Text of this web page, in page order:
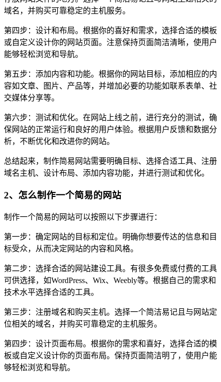
域名，并购买可靠稳定的主机服务。
第四步：设计和布局。根据你的喜好和需求，选择合适的模板
或自定义设计你的网站页面。注意保持页面简洁清晰，使用户
能够轻松浏览和导航。
第五步：添加内容和功能。根据你的网站目标，添加相应的内
容如文章、图片、产品等，并增加必要的功能如联系表单、社
交媒体分享等。
第六步：测试和优化。在网站上线之前，进行充分的测试，确
保网站的正常运行和良好的用户体验。根据用户反馈和数据分
析，不断优化和改进你的网站。
总结起来，制作简易网站需要明确目标、选择合适工具、注册
域名主机、设计布局、添加内容功能，并进行测试和优化。
2、怎么制作一个简易的网站
制作一个简易的网站可以按照以下步骤进行：
第一步：确定网站的目标和定位。明确你想要传达的信息和目
标受众，从而决定网站的内容和风格。
第二步：选择合适的网站建设工具。有很多免费或付费的工具
可供选择，如WordPress、Wix、Weebly等。根据自己的需求和
技术水平选择合适的工具。
第三步：注册域名和购买主机。选择一个简洁易记且与网站定
位相关的域名，并购买可靠稳定的主机服务。
第四步：设计页面布局。根据你的需求和喜好，选择合适的模
板或自定义设计你的页面布局。保持页面简洁明了，使用户能
够轻松浏览和导航。